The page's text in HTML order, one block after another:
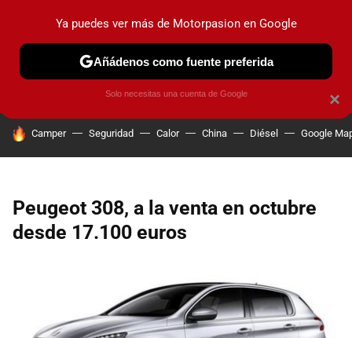
PRUEBAS COCHES ELÉCTRICOS OBSERVATORIO
HOY SE HABLA DE
Camper Seguridad Calor China Diésel Google
Peugeot 308, a la venta en octubre
desde 17.100 euros
×
Ya puedes ver más de Motorpasion en Google
Añádenos como fuente preferida
Solo necesitas una cuenta de Google